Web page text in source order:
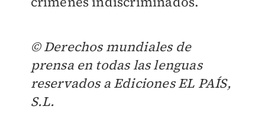
© Derechos mundiales de
prensa en todas las lenguas
reservados a Ediciones EL PAÍS,
S.L.